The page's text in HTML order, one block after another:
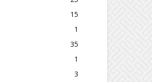
15
1
35
1
3